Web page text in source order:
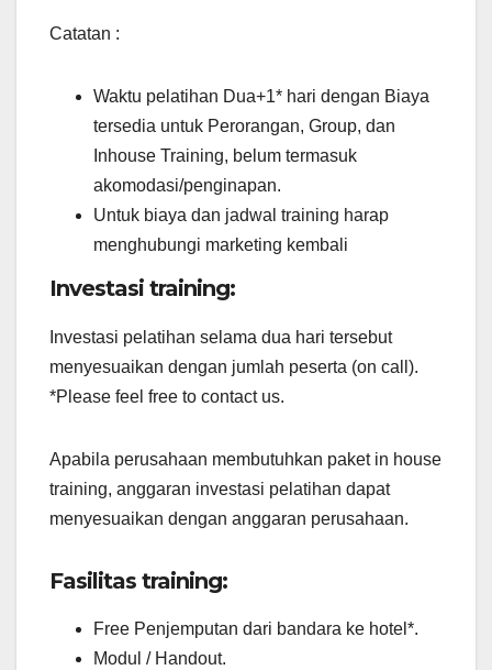
Catatan :
Waktu pelatihan Dua+1* hari dengan Biaya
tersedia untuk Perorangan, Group, dan
Inhouse Training, belum termasuk
akomodasi/penginapan.
Untuk biaya dan jadwal training harap
menghubungi marketing kembali
Investasi training:
Investasi pelatihan selama dua hari tersebut
menyesuaikan dengan jumlah peserta (on call).
*Please feel free to contact us.
Apabila perusahaan membutuhkan paket in house
training, anggaran investasi pelatihan dapat
menyesuaikan dengan anggaran perusahaan.
Fasilitas training:
Free Penjemputan dari bandara ke hotel*.
Modul / Handout.